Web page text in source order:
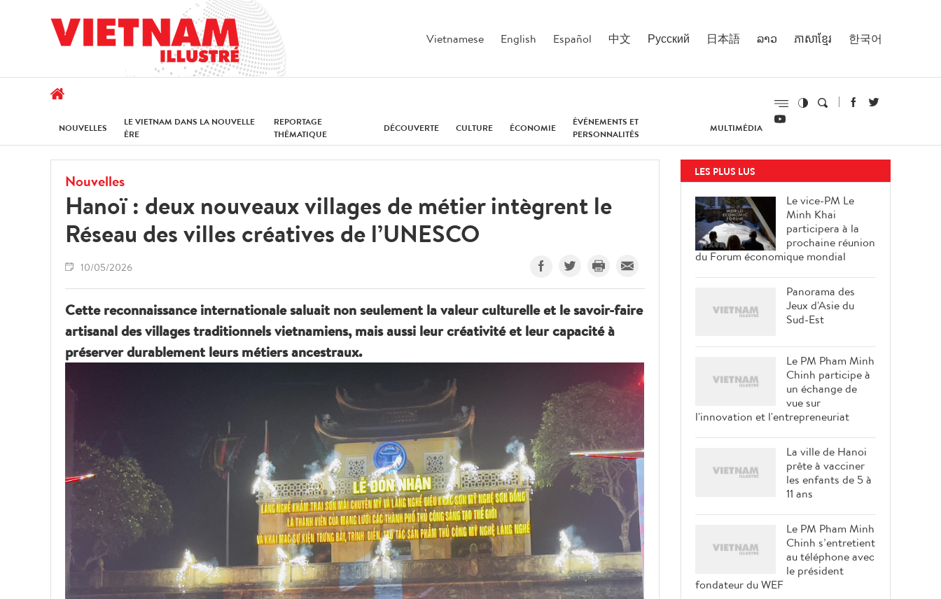
Vietnamese English Español 中文 Русский 日本語 ລາວ ភាសាខ្មែរ 한국어
NOUVELLES
LE VIETNAM DANS LA NOUVELLE
ÈRE
REPORTAGE
THÉMATIQUE
DÉCOUVERTE CULTURE ÉCONOMIE
ÉVÉNEMENTS ET
PERSONNALITÉS
MULTIMÉDIA
Nouvelles
Hanoï : deux nouveaux villages de métier intègrent le
Réseau des villes créatives de l’UNESCO
10/05/2026
Cette reconnaissance internationale saluait non seulement la valeur culturelle et le savoir-faire
artisanal des villages traditionnels vietnamiens, mais aussi leur créativité et leur capacité à
préserver durablement leurs métiers ancestraux.
LES PLUS LUS
Le vice-PM Le
Minh Khai
participera à la
prochaine réunion
du Forum économique mondial
Panorama des
Jeux d'Asie du
Sud-Est
Le PM Pham Minh
Chinh participe à
un échange de
vue sur
l'innovation et l'entrepreneuriat
La ville de Hanoi
prête à vacciner
les enfants de 5 à
11 ans
Le PM Pham Minh
Chinh s’entretient
au téléphone avec
le président
fondateur du WEF